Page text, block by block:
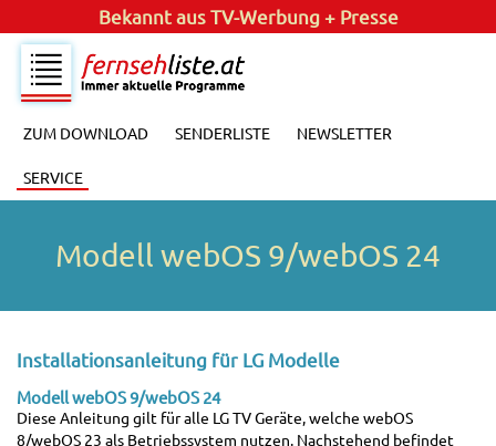
Bekannt ausTV-Werbung + Presse
ZUM DOWNLOAD SENDERLISTE NEWSLETTER
SERVICE
Modell webOS 9/webOS 24
Installationsanleitung für LG Modelle
Modell webOS 9/webOS 24
Diese Anleitung gilt für alle LG TV Geräte, welche webOS
8/webOS 23 als Betriebssystem nutzen. Nachstehend befindet